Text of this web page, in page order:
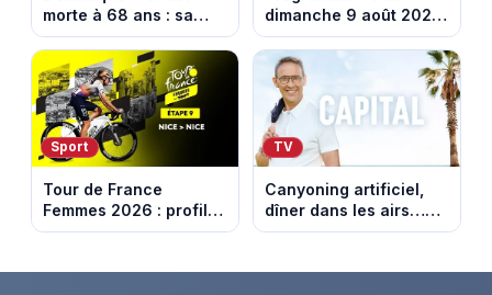
morte à 68 ans : sa
sœur Catherine Frot
annonce la triste
nouvelle
dimanche 9 août 2026
: notre sélection pour
votre soirée télé
Sport
Tour de France
Femmes 2026 : profil
et horaires de la
TV
Canyoning artificiel,
dîner dans les airs…
les loisirs les plus fous
Capital